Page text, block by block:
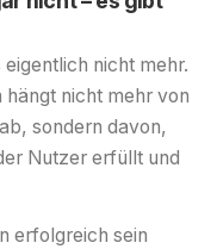
eigentlich nicht mehr.
nicht mehr von
sondern davon,
Nutzer erfüllt und
erfolgreich sein